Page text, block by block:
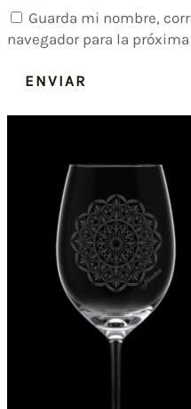
Guarda mi nombre,
navegador para la